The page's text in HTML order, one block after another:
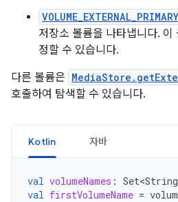
VOLUME_EXTERNAL_PRIMARY
저장소 볼륨을 나타냅니다. 이
정할 수 있습니다.
다른 볼륨은
호출하여 탐색할 수 있습니다.
Kotlin 자바
val volumeNames :
val firstVolumeName =